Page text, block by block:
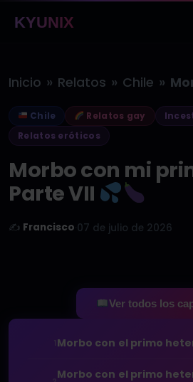
KYUNIX
Inicio » Relatos » Chile »
Chile Relatos gay
Relatos eróticos
Morbo con mi
Parte VII
✍️ Francisco 07 de julio de 2026
Ver todos los
Morbo con el primo
Morbo con el primo